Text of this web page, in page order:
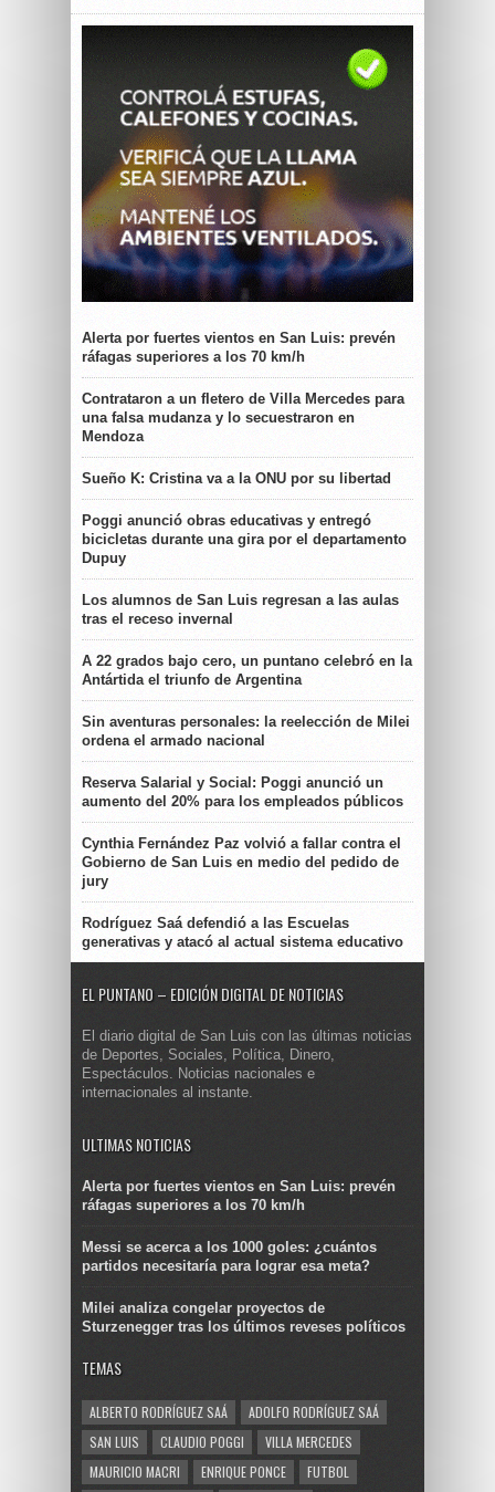
Alerta por fuertes vientos en San Luis: prevén
ráfagas superiores a los 70 km/h
Contrataron a un fletero de Villa Mercedes para
una falsa mudanza y lo secuestraron en
Mendoza
Sueño K: Cristina va a la ONU por su libertad
Poggi anunció obras educativas y entregó
bicicletas durante una gira por el departamento
Dupuy
Los alumnos de San Luis regresan a las aulas
tras el receso invernal
A 22 grados bajo cero, un puntano celebró en la
Antártida el triunfo de Argentina
Sin aventuras personales: la reelección de Milei
ordena el armado nacional
Reserva Salarial y Social: Poggi anunció un
aumento del 20% para los empleados públicos
Cynthia Fernández Paz volvió a fallar contra el
Gobierno de San Luis en medio del pedido de
jury
Rodríguez Saá defendió a las Escuelas
generativas y atacó al actual sistema educativo
EL PUNTANO – EDICIÓN DIGITAL DE NOTICIAS
El diario digital de San Luis con las últimas noticias
de Deportes, Sociales, Política, Dinero,
Espectáculos. Noticias nacionales e
internacionales al instante.
ULTIMAS NOTICIAS
Alerta por fuertes vientos en San Luis: prevén
ráfagas superiores a los 70 km/h
Messi se acerca a los 1000 goles: ¿cuántos
partidos necesitaría para lograr esa meta?
Milei analiza congelar proyectos de
Sturzenegger tras los últimos reveses políticos
TEMAS
ALBERTO RODRÍGUEZ SAÁ
ADOLFO RODRÍGUEZ SAÁ
SAN LUIS
CLAUDIO POGGI
VILLA MERCEDES
MAURICIO MACRI
ENRIQUE PONCE
FUTBOL